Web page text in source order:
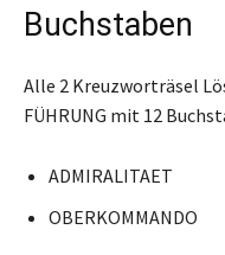
Buchstaben
Alle 2 Kreuzworträsel
FÜHRUNG mit 12
ADMIRALITAET
OBERKOMMANDO